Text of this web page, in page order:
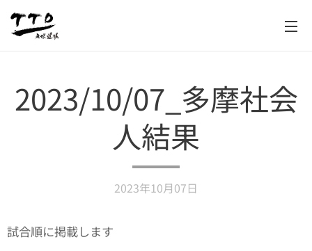
2023/10/07_多摩社会
人結果
2023年10月07日
試合順に掲載します